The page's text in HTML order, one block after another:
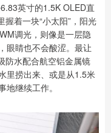
英寸的1.5K OLED直
着一块“小太阳”，阳光
调光，则像是一层隐
眼睛也不会酸涩。最让
防水配合航空铝金属镜
里捞出来、或是从1.5米
继续工作。